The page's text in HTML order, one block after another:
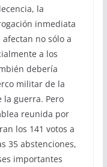
la
inmediata
no sólo a
a los
debería
militar de la
la guerra. Pero
reunida por
los 141 votos a
35 abstenciones,
importantes